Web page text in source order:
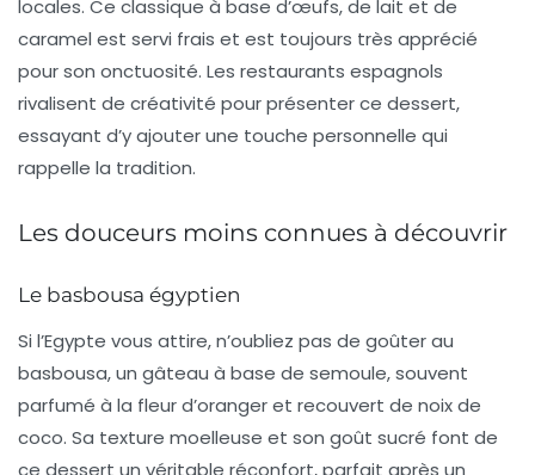
locales. Ce classique à base d’œufs, de lait et de
caramel est servi frais et est toujours très apprécié
pour son onctuosité. Les restaurants espagnols
rivalisent de créativité pour présenter ce dessert,
essayant d’y ajouter une touche personnelle qui
rappelle la tradition.
Les douceurs moins connues à découvrir
Le basbousa égyptien
Si l’Egypte vous attire, n’oubliez pas de goûter au
basbousa, un gâteau à base de semoule, souvent
parfumé à la fleur d’oranger et recouvert de noix de
coco. Sa texture moelleuse et son goût sucré font de
ce dessert un véritable réconfort, parfait après un